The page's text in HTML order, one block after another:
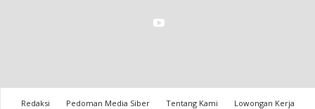
Redaksi Pedoman Media Siber Tentang Kami
Lowongan Kerja